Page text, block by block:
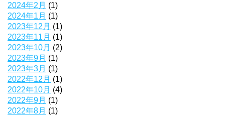
2024年2月 (1)
2024年1月 (1)
2023年12月 (1)
2023年11月 (1)
2023年10月 (2)
2023年9月 (1)
2023年3月 (1)
2022年12月 (1)
2022年10月 (4)
2022年9月 (1)
2022年8月 (1)